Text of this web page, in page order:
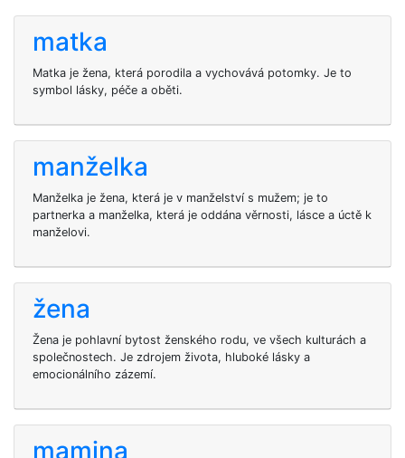
matka
Matka je žena, která porodila a vychovává potomky. Je to
symbol lásky, péče a oběti.
manželka
Manželka je žena, která je v manželství s mužem; je to
partnerka a manželka, která je oddána věrnosti, lásce a úctě k
manželovi.
žena
Žena je pohlavní bytost ženského rodu, ve všech kulturách a
společnostech. Je zdrojem života, hluboké lásky a
emocionálního zázemí.
mamina